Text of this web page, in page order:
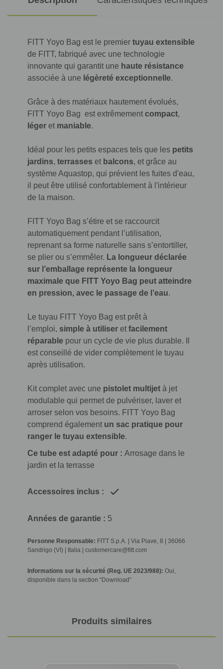
FITT Yoyo Bag est le premier tuyau extensible
de FITT, fabriqué avec une technologie
innovante qui garantit une haute résistance
associée à une légèreté exceptionnelle.
Grâce à des matériaux hautement évolués,
FITT Yoyo Bag est extrêmement compact,
léger et maniable.
Idéal pour les petits espaces tels que les petits
jardins, terrasses et balcons, et grâce au
système Aquastop, qui prévient les fuites d'eau,
il peut être utilisé confortablement à l'intérieur
de la maison.
FITT Yoyo Bag s’étire et se raccourcit
automatiquement pendant l’utilisation,
reprenant sa forme naturelle sans s’entortiller,
se plier ou s’emmêler. La longueur déclarée
sur l’emballage représente la longueur
maximale que FITT Yoyo Bag peut atteindre
en pression, avec le passage de l’eau.
Le tuyau FITT Yoyo Bag est prêt à
l’emploi, simple à utiliser et facilement
réparable pour un cycle de vie plus durable. Il
est conseillé de vider complètement le tuyau
après utilisation.
Kit complet avec une pistolet multijet à jet
modulable qui permet de pulvériser, laver et
arroser selon vos besoins. FITT Yoyo Bag
comprend également un sac pratique pour
ranger le tuyau extensible.
Ce tube est adapté pour : Arrosage dans le
jardin et la terrasse
Accessoires inclus :
Années de garantie : 5
Personne Responsable: FITT S.p.A. | Via Piave, 8 | 36066
Sandrigo (VI) | Italia | customercare@fitt.com
Informations sur la sécurité (Reg. UE 2023/988): Oui,
disponible dans la section “Download”
Produits similaires